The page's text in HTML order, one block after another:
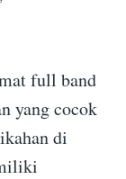
full band
yang cocok
di